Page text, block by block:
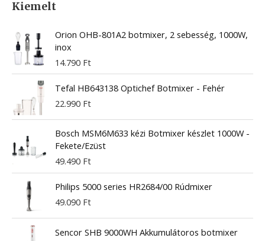
Kiemelt
Orion OHB-801A2 botmixer, 2 sebesség, 1000W,
inox
14.790 Ft
Tefal HB643138 Optichef Botmixer - Fehér
22.990 Ft
Bosch MSM6M633 kézi Botmixer készlet 1000W -
Fekete/Ezüst
49.490 Ft
Philips 5000 series HR2684/00 Rúdmixer
49.090 Ft
Sencor SHB 9000WH Akkumulátoros botmixer